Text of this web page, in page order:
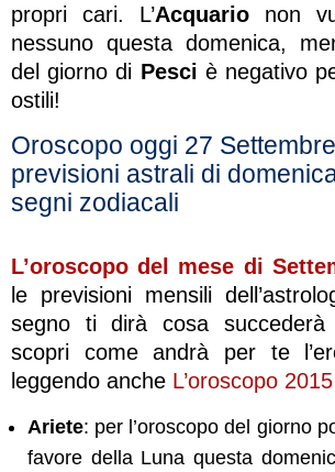
propri cari. L’Acquario non
nessuno questa domenica,
del giorno di Pesci è negativo
ostili!
Oroscopo oggi 27
previsioni astrali di
segni zodiacali
L’oroscopo del mese di
le previsioni mensili
segno ti dirà cosa succederà
scopri come andrà per te
leggendo anche L’oroscopo 2015
Ariete: per l’oroscopo del giorno
favore della Luna questa